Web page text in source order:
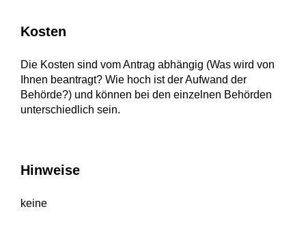
Kosten
Die Kosten sind vom Antrag abhängig (Was wird von
Ihnen beantragt? Wie hoch ist der Aufwand der
Behörde?) und können bei den einzelnen Behörden
unterschiedlich sein.
Hinweise
keine